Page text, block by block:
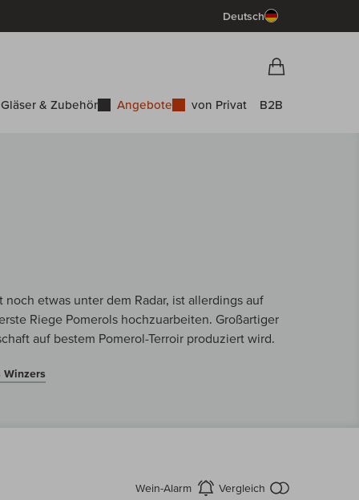
Deutsch
Gläser & Zubehör Angebote von Privat B2B
etwas unter dem Radar, ist allerdings auf
Riege Pomerols hochzuarbeiten. Großartiger
auf bestem Pomerol-Terroir produziert wird.
Winzers
Wein-Alarm
aktivieren Vergleich